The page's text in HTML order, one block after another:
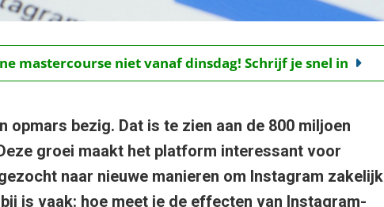
mastercourse niet vanaf dinsdag! Schrijf je snel in
opmars bezig. Dat is te zien aan de 800 miljoen
groei maakt het platform interessant voor
naar nieuwe manieren om Instagram zakelijk
is vaak: hoe meet je de effecten van Instagram-